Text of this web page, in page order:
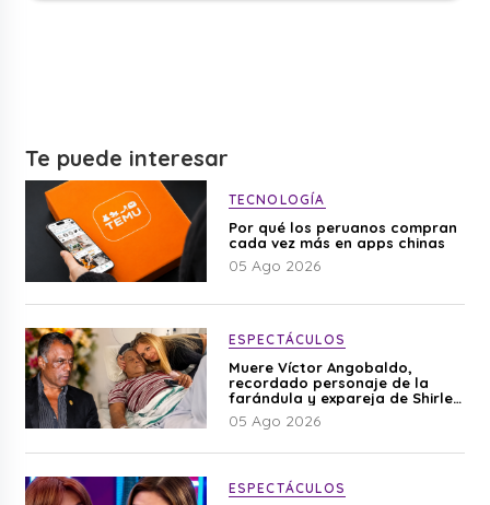
Te puede interesar
TECNOLOGÍA
Por qué los peruanos compran
cada vez más en apps chinas
05 Ago 2026
ESPECTÁCULOS
Muere Víctor Angobaldo,
recordado personaje de la
farándula y expareja de Shirley
Cherres
05 Ago 2026
ESPECTÁCULOS